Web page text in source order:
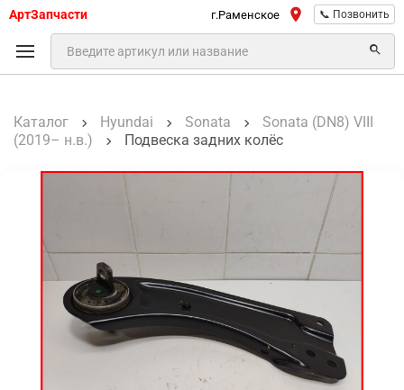
АртЗапчасти г.Раменское 📞 Позвонить
Каталог Hyundai Sonata
Sonata (DN8) VIII
(2019– н.в.)
Подвеска задних колёс